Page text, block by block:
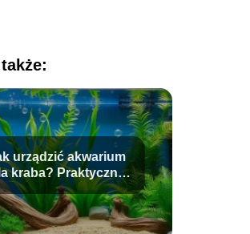
urządzić akwarium
kraba? Praktyczne
i wskazówki